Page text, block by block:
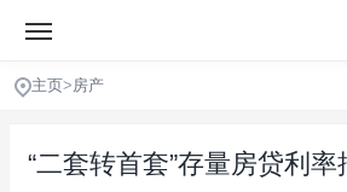
主页>房产
“二套转首套”存量房贷利率